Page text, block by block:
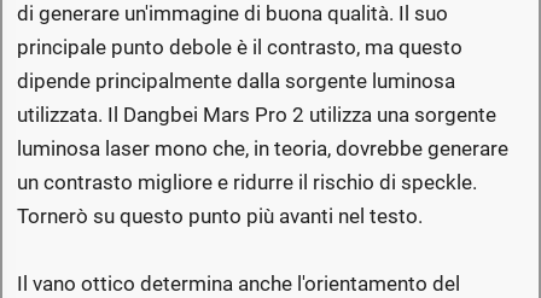
di generare un'immagine di buona qualità. Il suo
principale punto debole è il contrasto, ma questo
dipende principalmente dalla sorgente luminosa
utilizzata. Il Dangbei Mars Pro 2 utilizza una sorgente
luminosa laser mono che, in teoria, dovrebbe generare
un contrasto migliore e ridurre il rischio di speckle.
Tornerò su questo punto più avanti nel testo.
Il vano ottico determina anche l'orientamento del